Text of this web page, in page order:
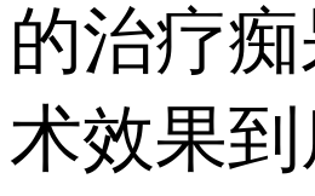
的治疗
术效果